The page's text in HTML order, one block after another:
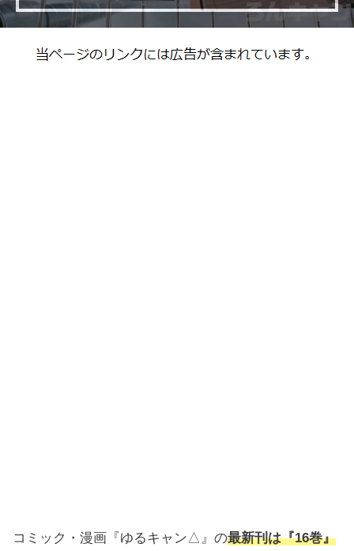
コミック・漫画『ゆるキャン△』の最新刊は『16巻』